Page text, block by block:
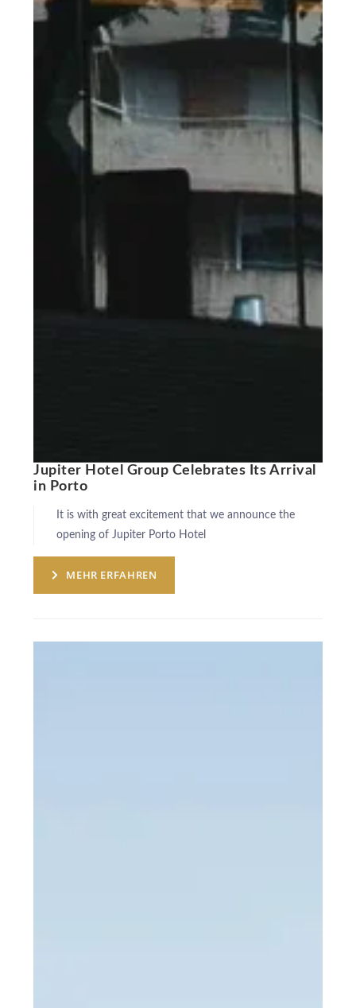
Jupiter Hotel Group Celebrates Its Arrival
in Porto
It is with great excitement that we announce the
opening of Jupiter Porto Hotel
MEHR ERFAHREN